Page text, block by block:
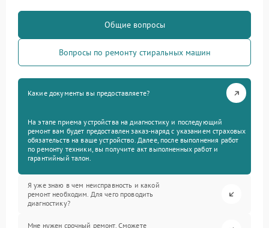
Общие вопросы
Вопросы по ремонту стиральных машин
Какие документы вы предоставляете?
На этапе приема устройства на диагностику и последующий
ремонт вам будет предоставлен заказ-наряд с указанием страховых
обязательств на ваше устройство. Далее, после выполнения работ
по ремонту техники, вы получите акт выполненных работ и
гарантийный талон.
Я уже знаю в чем неисправность и какой
ремонт необходим. Для чего проводить
диагностику?
Мне нужен срочный ремонт. Сможете